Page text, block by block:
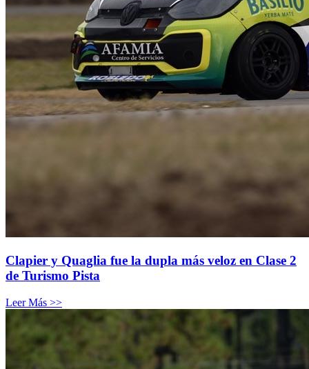
Clapier y Quaglia fue la dupla más veloz en Clase 2
de Turismo Pista
Leer Más >>